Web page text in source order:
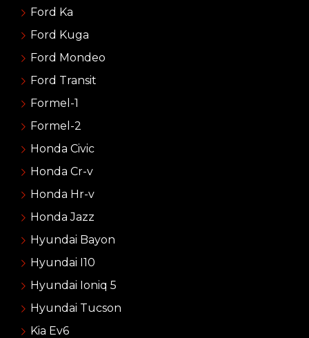
Ford Ka
Ford Kuga
Ford Mondeo
Ford Transit
Formel-1
Formel-2
Honda Civic
Honda Cr-v
Honda Hr-v
Honda Jazz
Hyundai Bayon
Hyundai I10
Hyundai Ioniq 5
Hyundai Tucson
Kia Ev6